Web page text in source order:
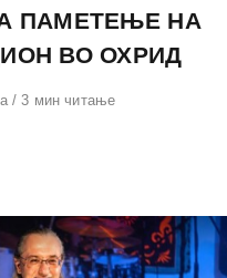
ПАМЕТЕЊЕ НА
ВО ОХРИД
3 мин читање